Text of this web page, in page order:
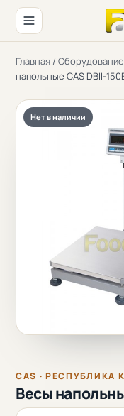
Главная / Оборудование
напольные CAS DBII-
Нет в наличии
CAS · РЕСПУБЛИКА
Весы